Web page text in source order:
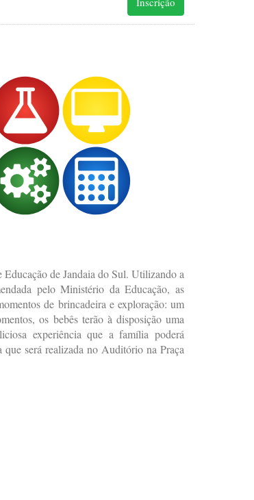
de Jandaia do Sul. Utilizando a
pelo Ministério da Educação, as
de brincadeira e exploração: um
os bebês terão à disposição uma
experiência que a família poderá
será realizada no Auditório na Praça